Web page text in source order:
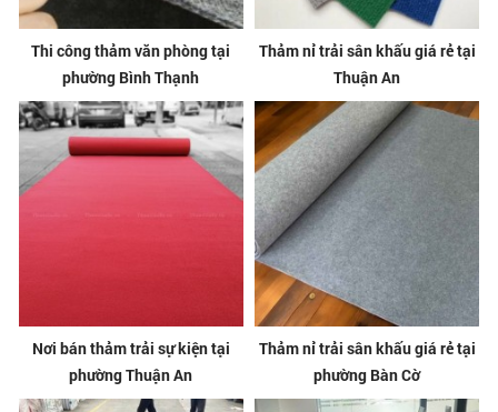
Thi công thảm văn phòng tại
phường Bình Thạnh
Thảm nỉ trải sân khấu giá rẻ tại
Thuận An
Nơi bán thảm trải sự kiện tại
phường Thuận An
Thảm nỉ trải sân khấu giá rẻ tại
phường Bàn Cờ